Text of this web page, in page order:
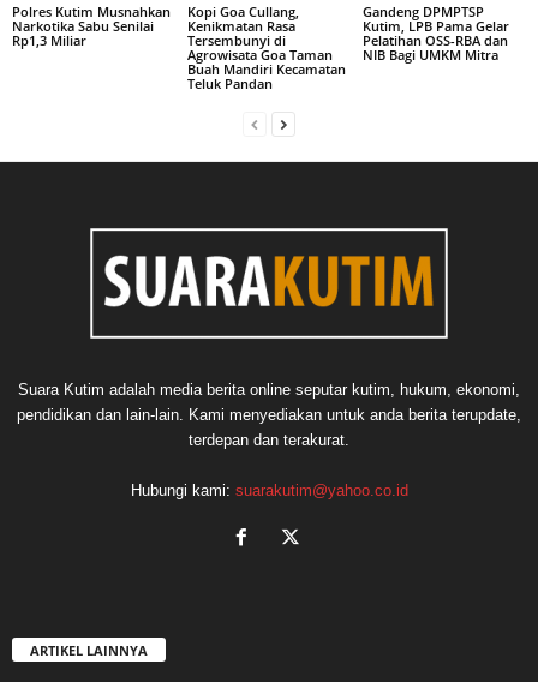
Polres Kutim Musnahkan
Narkotika Sabu Senilai
Rp1,3 Miliar
Kopi Goa Cullang,
Kenikmatan Rasa
Tersembunyi di
Agrowisata Goa Taman
Buah Mandiri Kecamatan
Teluk Pandan
Gandeng DPMPTSP
Kutim, LPB Pama Gelar
Pelatihan OSS-RBA dan
NIB Bagi UMKM Mitra
Suara Kutim adalah media berita online seputar kutim, hukum, ekonomi,
pendidikan dan lain-lain. Kami menyediakan untuk anda berita terupdate,
terdepan dan terakurat.
Hubungi kami: suarakutim@yahoo.co.id
ARTIKEL LAINNYA